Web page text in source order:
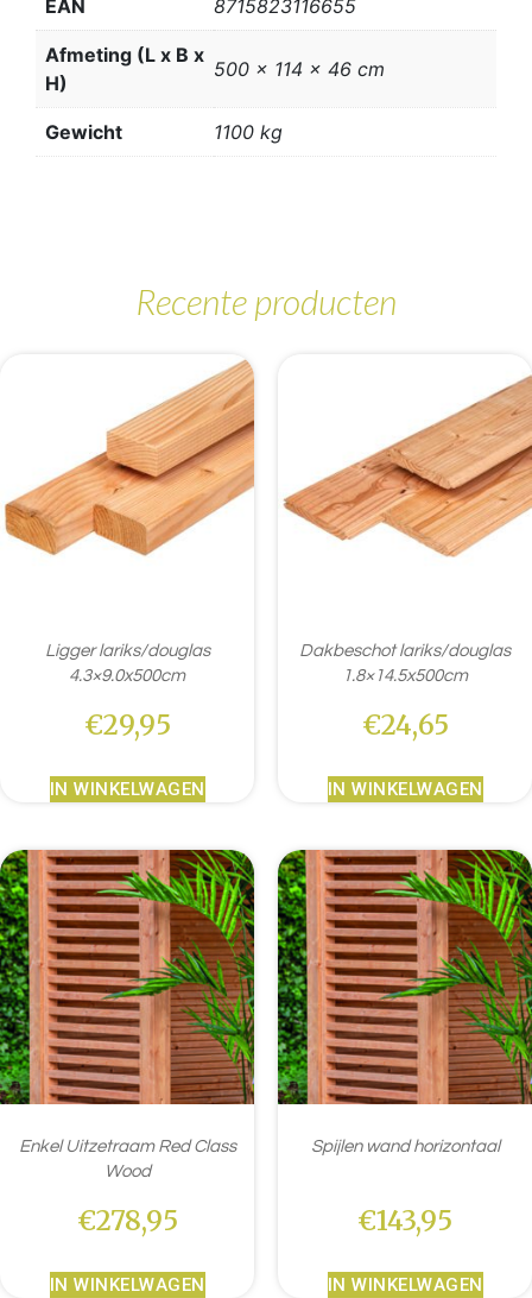
EAN 8715823116655
Afmeting (L x B x
H)
500 x 114 x 46 cm
Gewicht 1100 kg
Recente producten
Ligger lariks/douglas
4.3×9.0x500cm
€29,95
IN WINKELWAGEN
Dakbeschot lariks/douglas
1.8×14.5x500cm
€24,65
IN WINKELWAGEN
Enkel Uitzetraam Red Class
Wood
€278,95
IN WINKELWAGEN
Spijlen wand horizontaal
€143,95
IN WINKELWAGEN